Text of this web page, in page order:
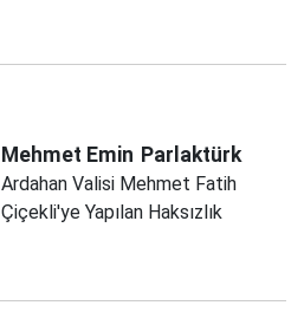
Mehmet Emin Parlaktürk
Ardahan Valisi Mehmet Fatih
Çiçekli'ye Yapılan Haksızlık